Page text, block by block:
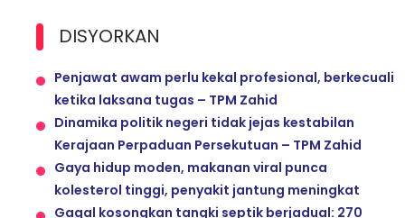
DISYORKAN
Penjawat awam perlu kekal profesional, berkecuali
ketika laksana tugas – TPM Zahid
Dinamika politik negeri tidak jejas kestabilan
Kerajaan Perpaduan Persekutuan – TPM Zahid
Gaya hidup moden, makanan viral punca
kolesterol tinggi, penyakit jantung meningkat
Gagal kosongkan tangki septik berjadual: 270